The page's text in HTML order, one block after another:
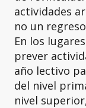
actividades
no un
En los
prever
año lectivo
del nivel
nivel